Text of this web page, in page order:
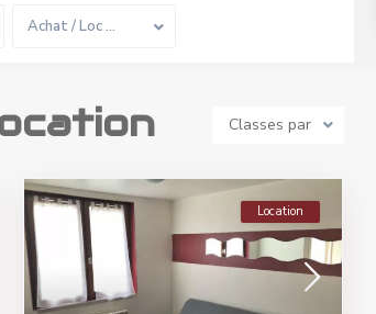
Achat / Loc …
Classes par
Location